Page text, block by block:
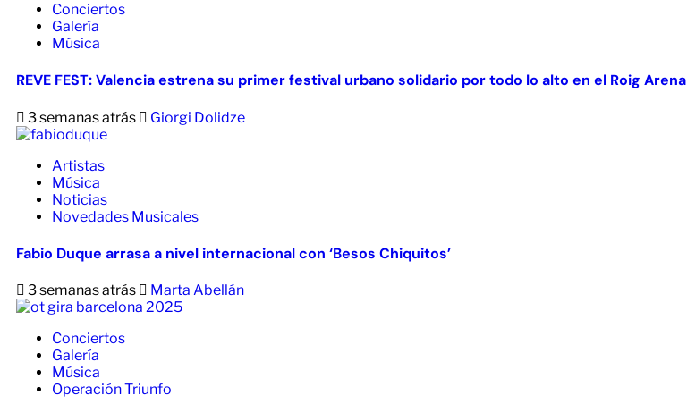
Conciertos
Galería
Música
REVE FEST: Valencia estrena su primer festival urbano solidario por todo lo alto en el Roig Arena
3 semanas atrás Giorgi Dolidze
Artistas
Música
Noticias
Novedades Musicales
Fabio Duque arrasa a nivel internacional con ‘Besos Chiquitos’
3 semanas atrás Marta Abellán
Conciertos
Galería
Música
Operación Triunfo